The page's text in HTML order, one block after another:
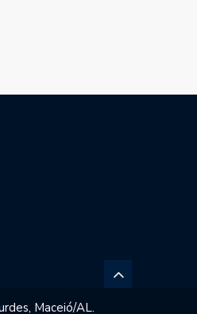
Maceió/AL.